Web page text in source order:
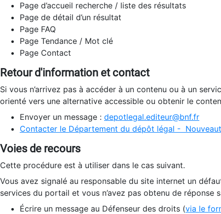
Page d’accueil recherche / liste des résultats
Page de détail d’un résultat
Page FAQ
Page Tendance / Mot clé
Page Contact
Retour d'information et contact
Si vous n’arrivez pas à accéder à un contenu ou à un
orienté vers une alternative accessible ou obtenir le
Envoyer un message : depotlegal.editeur@bnf.fr
Contacter le Département du dépôt légal -
Voies de recours
Cette procédure est à utiliser dans le cas suivant.
Vous avez signalé au responsable du site internet un
services du portail et vous n’avez pas obtenu de réponse
Écrire un message au Défenseur des droits (via le